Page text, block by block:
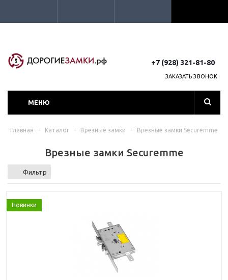
+7 (928) 321-81-80
ЗАКАЗАТЬ ЗВОНОК
МЕНЮ
Главная - Каталог - Врезные замки - Врезные замки Securemme
Врезные замки Securemme
Фильтр
Новинки